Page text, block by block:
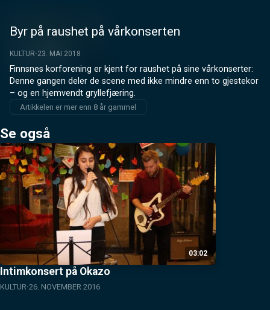
Byr på raushet på vårkonserten
KULTUR 23. MAI 2018
Finnsnes korforening er kjent for raushet på sine vårkonserter:
Denne gangen deler de scene med ikke mindre enn to gjestekor
– og en hjemvendt gryllefjæring.
Artikkelen er mer enn 8 år gammel
Se også
03:02
Intimkonsert på Okazo
KULTUR 26. NOVEMBER 2016